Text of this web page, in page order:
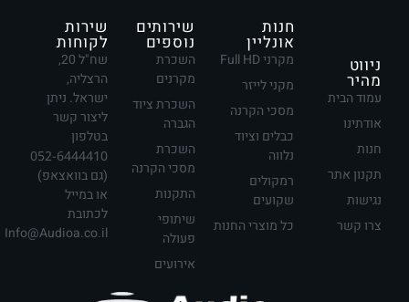
ניווט
מהיר
עמוד הבית
אודתינו
חנות
תקנון אתר
נגישות
צרו קשר
חנות
אונליין
מקרני Full HD
מקני לייזר
מסכי הקרנה
כבלים וציוד
נלווה
רמקולים
שקועים
כל מוצרי החנות
שירותים
נוספים
השכרת
מקרנים
השכרת ציוד
הגברה
השכרת
מסכי הקרנה
התקנות
שיתופי
פעולה
אירועים
שירות
לקוחות
שח"ל 20,
הרצליה,
ישראל. ניתן
ליצור קשר
בטלפון
052-6444410
(גם בוואצאפ)
או במייל
לכתובת
Info@Audioa.co.il